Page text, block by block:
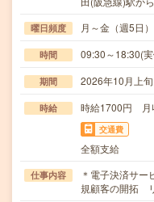
曜日頻度 月～金（週5日
時間 09:30～18:30(
期間 2026年10月上
時給 時給1700円 月
交通費
全額支給
仕事内容
＊電子決済サ
規顧客の開拓